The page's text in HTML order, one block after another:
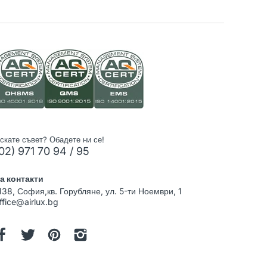
съвет? Обадете ни се!
971 70 94 / 95
контакти
София,кв. Горубляне, ул. 5-ти Ноември, 1